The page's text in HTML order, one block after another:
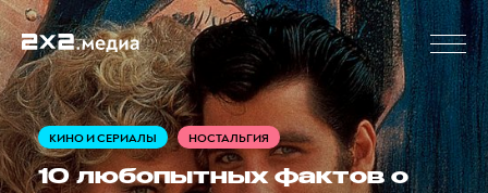
КИНО И СЕРИАЛЫ НОСТАЛЬГИЯ
10 любопытных фактов о